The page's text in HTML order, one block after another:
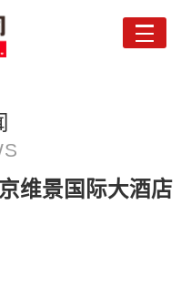
Toggle
维景国际大酒店